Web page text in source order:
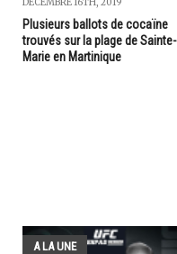
DÉCEMBRE 16TH, 2019
Plusieurs ballots de cocaïne
trouvés sur la plage de Sainte-
Marie en Martinique
A LA UNE